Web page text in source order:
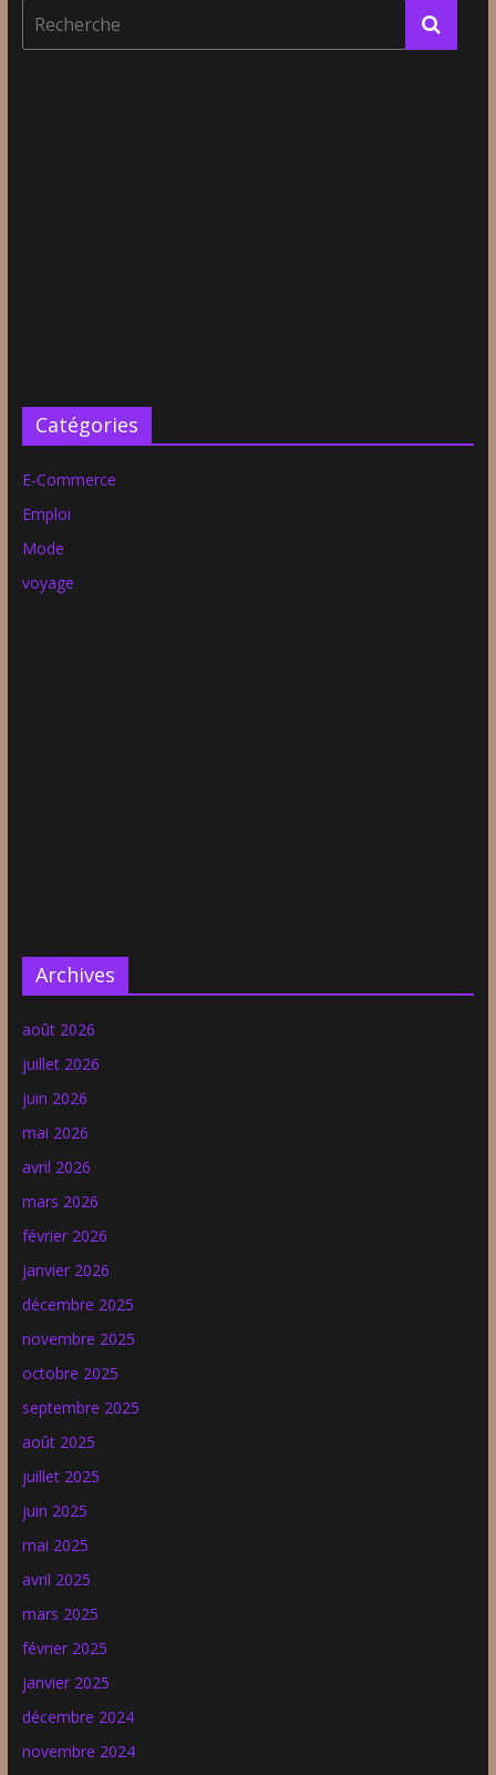
Catégories
E-Commerce
Emploi
Mode
voyage
Archives
août 2026
juillet 2026
juin 2026
mai 2026
avril 2026
mars 2026
février 2026
janvier 2026
décembre 2025
novembre 2025
octobre 2025
septembre 2025
août 2025
juillet 2025
juin 2025
mai 2025
avril 2025
mars 2025
février 2025
janvier 2025
décembre 2024
novembre 2024